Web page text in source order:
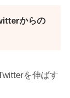
からの
を伸ばす